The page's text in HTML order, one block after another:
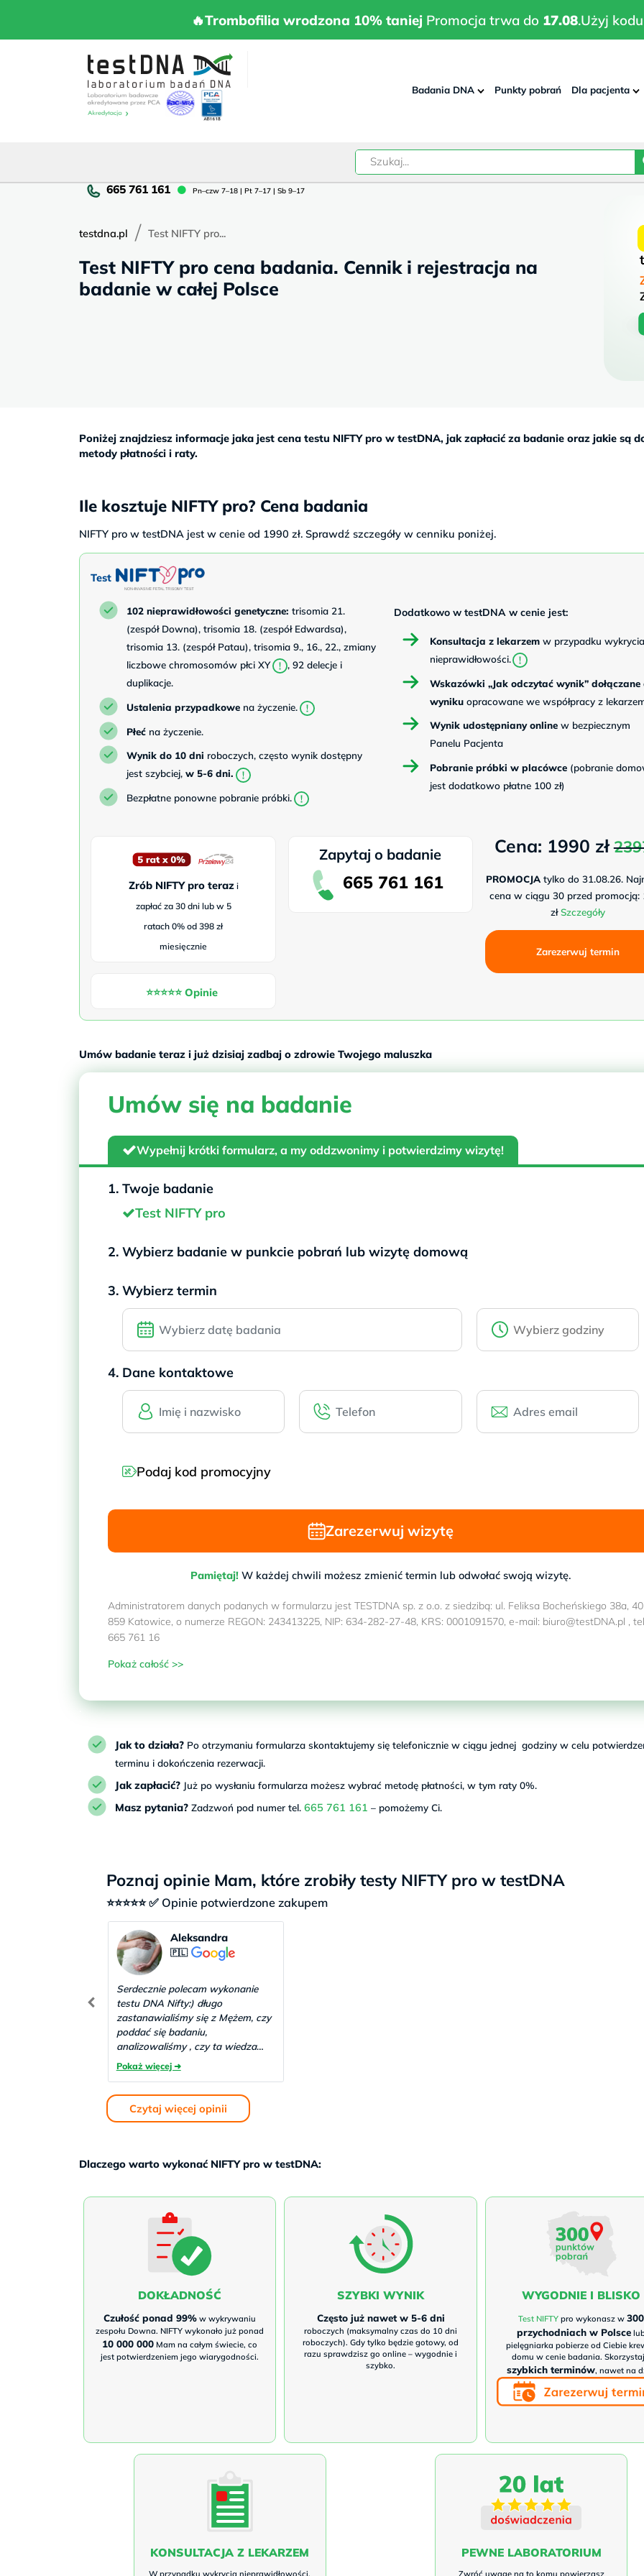
🔥Trombofilia wrodzona 10% taniej Promocja trwa do 17.08.Użyj
🔥Trombofilia wrodzona 10% taniej Promocja trwa do 17.08.Użyj kodu:
Pn–czw 7–18 | Pt 7–17 | Sb 9–17Pn–
Pt
7–
Badania DNA Punkty pobrań Dla pacjenta
testdna.pl / Test NIFTY pro...
Test NIFTY pro cena badania. Cennik i rejestracja na
badanie w całej Polsce
Poniżej znajdziesz informacje jaka jest cena testu NIFTY pro w testDNA, jak zapłacić za badanie oraz jakie są
metody płatności i raty.
Ile kosztuje NIFTY pro? Cena badania
NIFTY pro w testDNA jest w cenie od 1990 zł. Sprawdź szczegóły w cenniku poniżej.
Test
102 nieprawidłowości genetyczne: trisomia 21.
(zespół Downa), trisomia 18. (zespół Edwardsa),
trisomia 13. (zespół Patau), trisomia 9., 16., 22., zmiany
liczbowe chromosomów płci XY
, 92 delecje i
duplikacje.
Ustalenia przypadkowe na życzenie.
Płeć na życzenie.
Wynik do 10 dni roboczych, często wynik dostępny
jest szybciej,w 5-6 dni.
Bezpłatne ponowne pobranie próbki.
Dodatkowo w testDNA w cenie jest:
Konsultacja z lekarzem w przypadku wykrycia
nieprawidłowości.
Wskazówki „Jak odczytać wynik” dołączane
wyniku opracowane we współpracy z
Wynik udostępniany onlinew bezpiecznym
Panelu Pacjenta
Pobranie próbki w placówce (pobranie
jest dodatkowo płatne 100 zł)
Zrób NIFTY pro terazi
zapłać za 30 dni lub w 5
ratach 0% od 398 zł
miesięcznie
⭐⭐⭐⭐⭐ Opinie
Zapytaj o badanie
665 761 161
Cena: 1990 zł
PROMOCJAtylko do 31.08.26.
cena w ciągu 30 przed promocją:
złSzczegóły
Zarezerwuj termin
Umów badanie teraz i już dzisiaj zadbaj o zdrowie Twojego maluszka
Umów się na badanie
Wypełnij krótki formularz, a my oddzwonimy i potwierdzimy wizytę!
1. Twoje badanie
Test NIFTY pro
2. Wybierz badanie w punkcie pobrań lub wizytę domową
3. Wybierz termin
4. Dane kontaktowe
Podaj kod promocyjny
Zarezerwuj wizytę
Pamiętaj! W każdej chwili możesz zmienić termin lub odwołać swoją wizytę.
Administratorem danych podanych w formularzu jest TESTDNA sp. z o.o. z siedzibą: ul. Feliksa Bocheńskiego 38a,
859 Katowice, o numerze REGON: 243413225, NIP: 634-282-27-48, KRS: 0001091570, e-mail: biuro@testDNA.pl ,
665 761 16
Pokaż całość >>
Jak to działa? Po otrzymaniu formularza skontaktujemy się telefonicznie w ciągu jednej godziny w celu
terminu i dokończenia rezerwacji.
Jak zapłacić? Już po wysłaniu formularza możesz wybrać metodę płatności, w tym raty 0%.
Masz pytania? Zadzwoń pod numer tel.665 761 161 – pomożemy Ci.
Poznaj opinie Mam, które zrobiły testy NIFTY pro w testDNA
⭐⭐⭐⭐⭐ ✅ Opinie potwierdzone zakupem
Aleksandra
🇵🇱
Serdecznie polecam wykonanie
testu DNA Nifty:) długo
zastanawialiśmy się z Mężem, czy
poddać się badaniu,
analizowaliśmy , czy ta wiedza
będzie nam potrzebna. Powiem
tak- WARTO!!! Badanie polega na
wysyłana za granicę w celu
przeprowadzenia szczegółowej
rewelacyjny! Polecam bardzo
Czytaj więcej opinii
Dlaczego warto wykonać NIFTY pro w testDNA:
DOKŁADNOŚĆ
Czułość ponad 99% w wykrywaniu
zespołu Downa. NIFTY wykonało już ponad
10 000 000 Mam na całym świecie, co
jest potwierdzeniem jego wiarygodności.
SZYBKI WYNIK
Często już nawet w 5-6 dni
roboczych (maksymalny czas do 10 dni
roboczych). Gdy tylko będzie gotowy, od
razu sprawdzisz go online – wygodnie i
szybko.
WYGODNIE I BLISKO
Test NIFTY pro wykonasz w300
przychodniach w Polsce
pielęgniarka pobierze od Ciebie
domu w cenie badania.
szybkich terminów, nawet na
KONSULTACJA Z LEKARZEM PEWNE LABORATORIUM